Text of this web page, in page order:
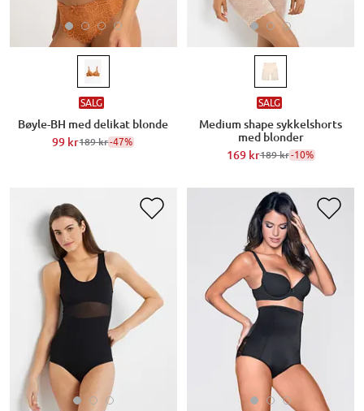
SALG
Bøyle-BH med delikat blonde
99 kr189 kr-47%
SALG
Medium shape sykkelshorts
med blonder
169 kr189 kr-10%